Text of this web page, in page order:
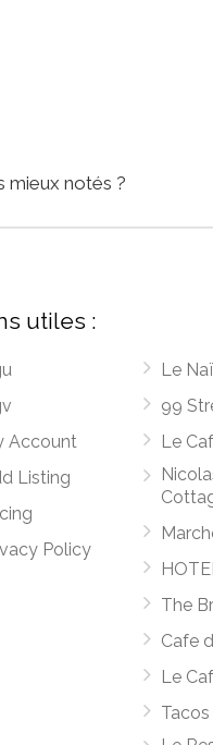
mieux notés ?
utiles :
Account
Listing
Policy
Le
99
Le
The
Cafe
Le